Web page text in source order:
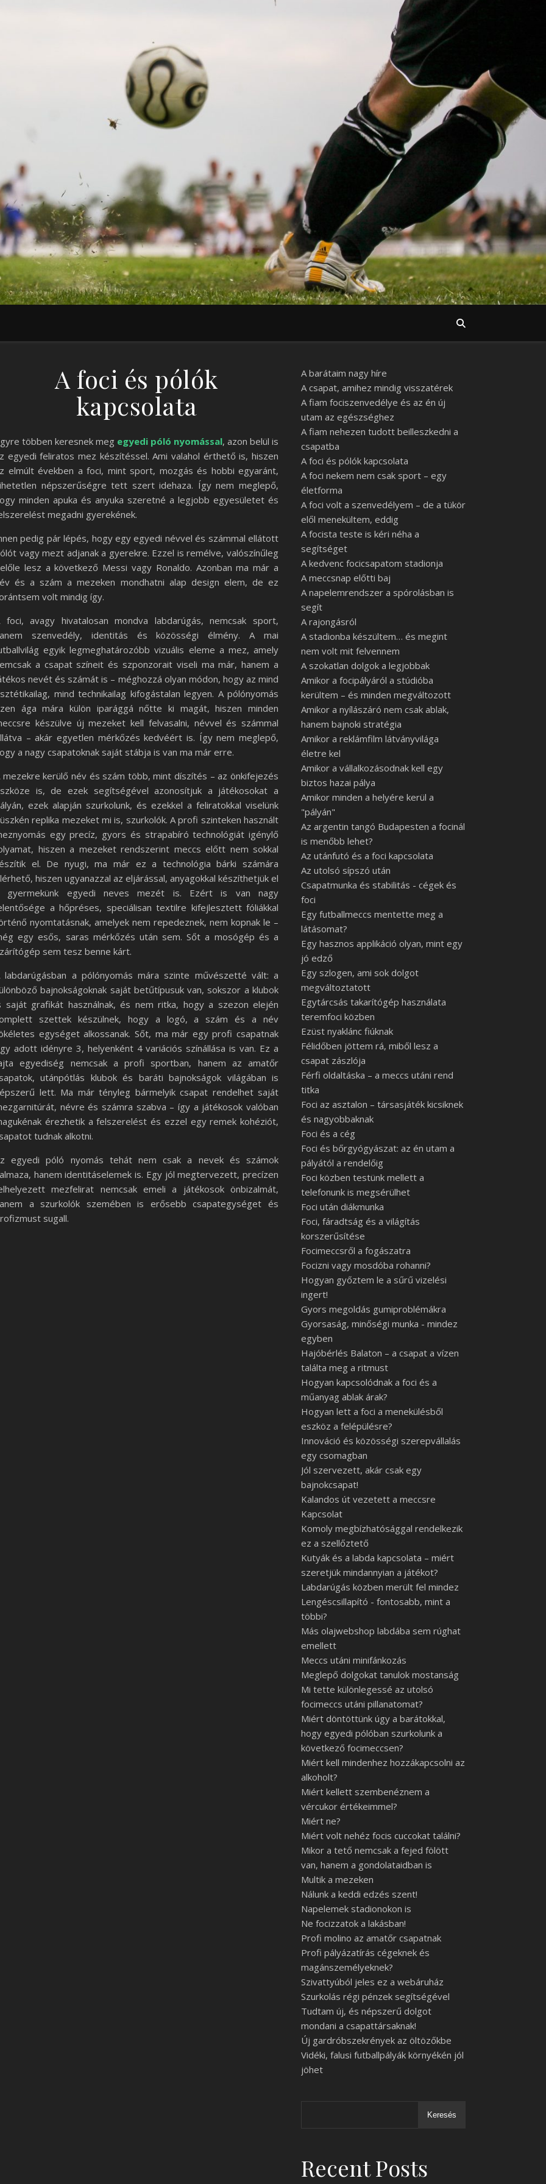
A foci és pólók
kapcsolata
többen keresnek meg egyedi póló nyomással, azon belül is
egyedi feliratos mez készítéssel. Ami valahol érthető is, hiszen
elmúlt években a foci, mint sport, mozgás és hobbi egyaránt,
népszerűségre tett szert idehaza. Így nem meglepő,
minden apuka és anyuka szeretné a legjobb egyesületet és
megadni gyerekének.
pedig pár lépés, hogy egy egyedi névvel és számmal ellátott
vagy mezt adjanak a gyerekre. Ezzel is remélve, valószínűleg
lesz a következő Messi vagy Ronaldo. Azonban ma már a
és a szám a mezeken mondhatni alap design elem, de ez
volt mindig így.
foci, avagy hivatalosan mondva labdarúgás, nemcsak sport,
szenvedély, identitás és közösségi élmény. A mai
egyik legmeghatározóbb vizuális eleme a mez, amely
a csapat színeit és szponzorait viseli ma már, hanem a
nevét és számát is – méghozzá olyan módon, hogy az mind
mind technikailag kifogástalan legyen. A pólónyomás
ága mára külön iparággá nőtte ki magát, hiszen minden
készülve új mezeket kell felvasalni, névvel és számmal
– akár egyetlen mérkőzés kedvéért is. Így nem meglepő,
a nagy csapatoknak saját stábja is van ma már erre.
mezekre kerülő név és szám több, mint díszítés – az önkifejezés
is, de ezek segítségével azonosítjuk a játékosokat a
ezek alapján szurkolunk, és ezekkel a feliratokkal viselünk
replika mezeket mi is, szurkolók. A profi szinteken használt
egy precíz, gyors és strapabíró technológiát igénylő
hiszen a mezeket rendszerint meccs előtt nem sokkal
el. De nyugi, ma már ez a technológia bárki számára
hiszen ugyanazzal az eljárással, anyagokkal készíthetjük el
gyermekünk egyedi neves mezét is. Ezért is van nagy
a hőpréses, speciálisan textilre kifejlesztett fóliákkal
nyomtatásnak, amelyek nem repedeznek, nem kopnak le –
egy esős, saras mérkőzés után sem. Sőt a mosógép és a
sem tesz benne kárt.
labdarúgásban a pólónyomás mára szinte művészetté vált: a
bajnokságoknak saját betűtípusuk van, sokszor a klubok
saját grafikát használnak, és nem ritka, hogy a szezon elején
szettek készülnek, hogy a logó, a szám és a név
egységet alkossanak. Sőt, ma már egy profi csapatnak
adott idényre 3, helyenként 4 variációs színállása is van. Ez a
egyediség nemcsak a profi sportban, hanem az amatőr
utánpótlás klubok és baráti bajnokságok világában is
lett. Ma már tényleg bármelyik csapat rendelhet saját
névre és számra szabva – így a játékosok valóban
érezhetik a felszerelést és ezzel egy remek kohéziót,
tudnak alkotni.
egyedi póló nyomás tehát nem csak a nevek és számok
hanem identitáselemek is. Egy jól megtervezett, precízen
mezfelirat nemcsak emeli a játékosok önbizalmát,
a szurkolók szemében is erősebb csapategységet és
sugall.
A barátaim nagy híre
A csapat, amihez mindig visszatérek
A fiam fociszenvedélye és az én új
utam az egészséghez
A fiam nehezen tudott beilleszkedni a
csapatba
A foci és pólók kapcsolata
A foci nekem nem csak sport – egy
életforma
A foci volt a szenvedélyem – de a tükör
elől menekültem, eddig
A focista teste is kéri néha a
segítséget
A kedvenc focicsapatom stadionja
A meccsnap előtti baj
A napelemrendszer a spórolásban is
segít
A rajongásról
A stadionba készültem… és megint
nem volt mit felvennem
A szokatlan dolgok a legjobbak
Amikor a focipályáról a stúdióba
kerültem – és minden megváltozott
Amikor a nyílászáró nem csak ablak,
hanem bajnoki stratégia
Amikor a reklámfilm látványvilága
életre kel
Amikor a vállalkozásodnak kell egy
biztos hazai pálya
Amikor minden a helyére kerül a
"pályán"
Az argentin tangó Budapesten a focinál
is menőbb lehet?
Az utánfutó és a foci kapcsolata
Az utolsó sípszó után
Csapatmunka és stabilitás - cégek és
foci
Egy futballmeccs mentette meg a
látásomat?
Egy hasznos applikáció olyan, mint egy
jó edző
Egy szlogen, ami sok dolgot
megváltoztatott
Egytárcsás takarítógép használata
teremfoci közben
Ezüst nyaklánc fiúknak
Félidőben jöttem rá, miből lesz a
csapat zászlója
Férfi oldaltáska – a meccs utáni rend
titka
Foci az asztalon – társasjáték kicsiknek
és nagyobbaknak
Foci és a cég
Foci és bőrgyógyászat: az én utam a
pályától a rendelőig
Foci közben testünk mellett a
telefonunk is megsérülhet
Foci után diákmunka
Foci, fáradtság és a világítás
korszerűsítése
Focimeccsről a fogászatra
Focizni vagy mosdóba rohanni?
Hogyan győztem le a sűrű vizelési
ingert!
Gyors megoldás gumiproblémákra
Gyorsaság, minőségi munka - mindez
egyben
Hajóbérlés Balaton – a csapat a vízen
találta meg a ritmust
Hogyan kapcsolódnak a foci és a
műanyag ablak árak?
Hogyan lett a foci a menekülésből
eszköz a felépülésre?
Innováció és közösségi szerepvállalás
egy csomagban
Jól szervezett, akár csak egy
bajnokcsapat!
Kalandos út vezetett a meccsre
Kapcsolat
Komoly megbízhatósággal rendelkezik
ez a szellőztető
Kutyák és a labda kapcsolata – miért
szeretjük mindannyian a játékot?
Labdarúgás közben merült fel mindez
Lengéscsillapító - fontosabb, mint a
többi?
Más olajwebshop labdába sem rúghat
emellett
Meccs utáni minifánkozás
Meglepő dolgokat tanulok mostanság
Mi tette különlegessé az utolsó
focimeccs utáni pillanatomat?
Miért döntöttünk úgy a barátokkal,
hogy egyedi pólóban szurkolunk a
következő focimeccsen?
Miért kell mindenhez hozzákapcsolni az
alkoholt?
Miért kellett szembenéznem a
vércukor értékeimmel?
Miért ne?
Miért volt nehéz focis cuccokat találni?
Mikor a tető nemcsak a fejed fölött
van, hanem a gondolataidban is
Multik a mezeken
Nálunk a keddi edzés szent!
Napelemek stadionokon is
Ne focizzatok a lakásban!
Profi molino az amatőr csapatnak
Profi pályázatírás cégeknek és
magánszemélyeknek?
Szivattyúból jeles ez a webáruház
Szurkolás régi pénzek segítségével
Tudtam új, és népszerű dolgot
mondani a csapattársaknak!
Új gardróbszekrények az öltözőkbe
Vidéki, falusi futballpályák környékén jól
jöhet
Keresés
Recent Posts